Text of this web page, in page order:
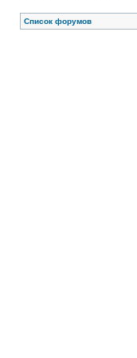
Список форумов